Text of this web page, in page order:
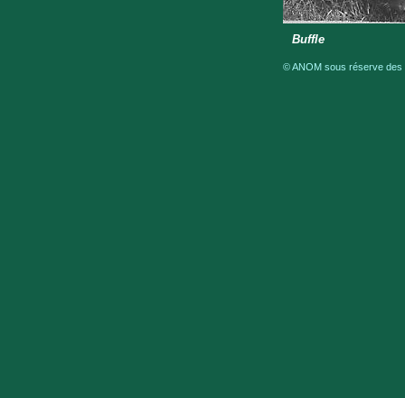
Buffle
© ANOM sous réserve